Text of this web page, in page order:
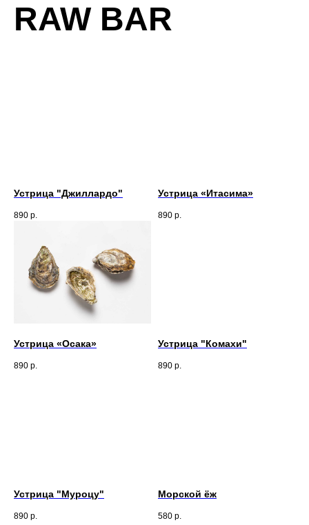
RAW BAR
Устрица "Джиллардо"
890 р.
Устрица «Итасима»
890 р.
Устрица «Осака»
890 р.
Устрица "Комахи"
890 р.
Устрица "Муроцу"
890 р.
Морской ёж
580 р.